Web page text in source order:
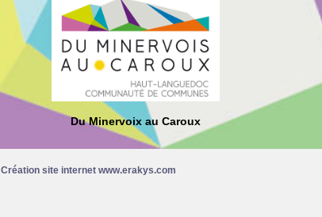
Du Minervoix au Caroux
Création site internet www.erakys.com